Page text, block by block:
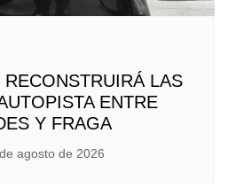
LAS
ENTRE
Y FRAGA
agosto de 2026